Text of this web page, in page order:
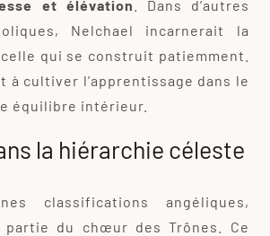
et élévation . Dans d’autres
Nelchael incarnerait la
qui se construit patiemment.
à cultiver l’apprentissage dans le
équilibre intérieur.
la hiérarchie céleste
classifications angéliques,
partie du chœur des Trônes. Ce